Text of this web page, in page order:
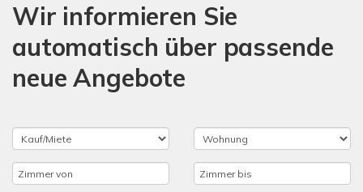
Wir informieren Sie
automatisch über passende
neue Angebote